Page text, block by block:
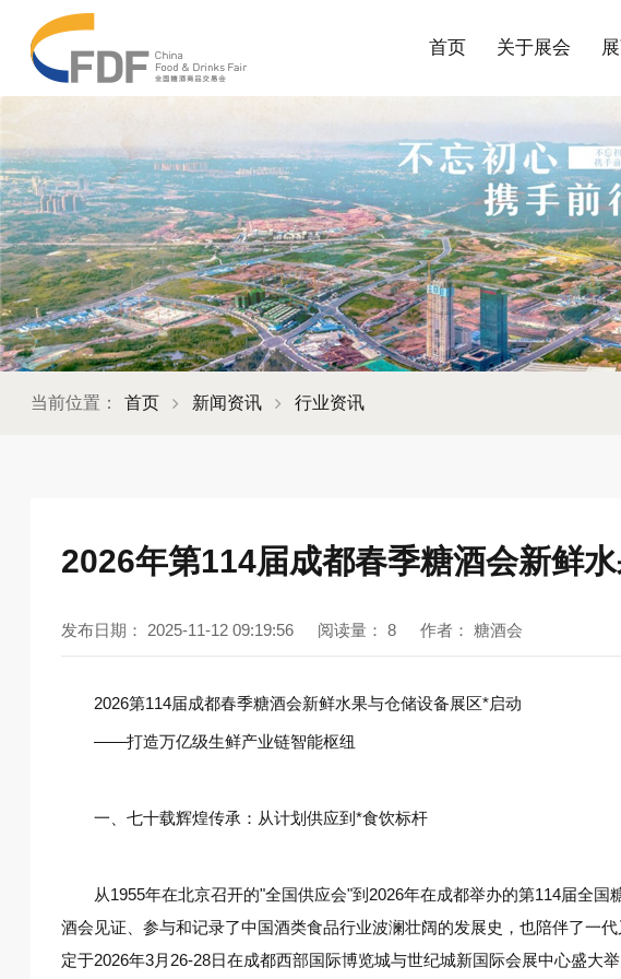
首页 关于展会
当前位置： 首页 新闻资讯 行业资讯
2026年第114届成都春季糖酒会新鲜
发布日期： 2025-11-12 09:19:56 阅读量： 8 作者： 糖酒会
2026第114届成都春季糖酒会新鲜水果与仓储设备展区*启动‌
——打造万亿级生鲜产业链智能枢纽
一、七十载辉煌传承：从计划供应到*食饮标杆‌
从1955年在北京召开的"全国供应会"到2026年在成都举办的第114届全
酒会见证、参与和记录了中国酒类食品行业波澜壮阔的发展史，也陪伴了一
定于‌2026年3月26-28日‌在成都西部国际博览城与世纪城新国际会展中心盛大